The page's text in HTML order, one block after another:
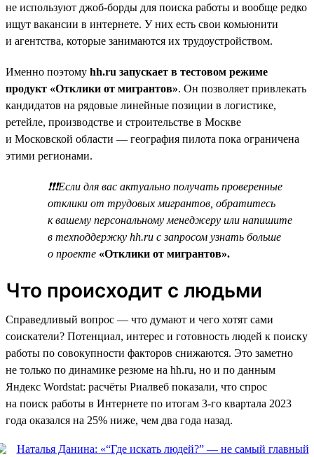
не используют джоб-борды для поиска работы и вообще редко
ищут вакансии в интернете. У них есть свои комьюнити
и агентства, которые занимаются их трудоустройством.
Именно поэтому hh.ru запускает в тестовом режиме
продукт «Отклики от мигрантов». Он позволяет привлекать
кандидатов на рядовые линейные позиции в логистике,
ретейле, производстве и строительстве в Москве
и Московской области — география пилота пока ограничена
этими регионами.
❗❗❗Если для вас актуально получать проверенные
отклики от трудовых мигрантов, обратитесь
к вашему персональному менеджеру или напишите
в техподдержку hh.ru с запросом узнать больше
о проекте «Отклики от мигрантов».
Что происходит с людьми
Справедливый вопрос — что думают и чего хотят сами
соискатели? Потенциал, интерес и готовность людей к поиску
работы по совокупности факторов снижаются. Это заметно
не только по динамике резюме на hh.ru, но и по данным
Яндекс Wordstat: расчёты Риалвеб показали, что спрос
на поиск работы в Интернете по итогам 3-го квартала 2023
года оказался на 25% ниже, чем два года назад.